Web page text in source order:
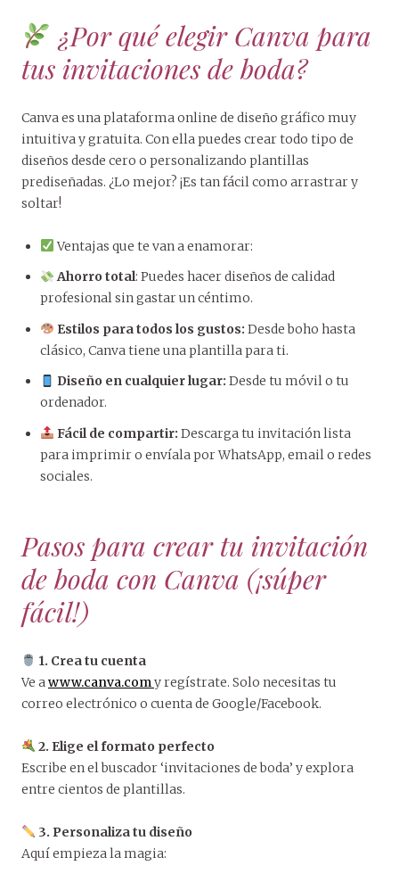
¿Por qué elegir Canva para
tus invitaciones de boda?
Canva es una plataforma online de diseño gráfico muy
intuitiva y gratuita. Con ella puedes crear todo tipo de
diseños desde cero o personalizando plantillas
prediseñadas. ¿Lo mejor? ¡Es tan fácil como arrastrar y
soltar!
Ventajas que te van a enamorar:
Ahorro total: Puedes hacer diseños de calidad
profesional sin gastar un céntimo.
Estilos para todos los gustos: Desde boho hasta
clásico, Canva tiene una plantilla para ti.
Diseño en cualquier lugar: Desde tu móvil o tu
ordenador.
Fácil de compartir: Descarga tu invitación lista
para imprimir o envíala por WhatsApp, email o redes
sociales.
Pasos para crear tu invitación
de boda con Canva (¡súper
fácil!)
1. Crea tu cuenta
Ve a www.canva.com y regístrate. Solo necesitas tu
correo electrónico o cuenta de Google/Facebook.
2. Elige el formato perfecto
Escribe en el buscador ‘invitaciones de boda’ y explora
entre cientos de plantillas.
3. Personaliza tu diseño
Aquí empieza la magia: